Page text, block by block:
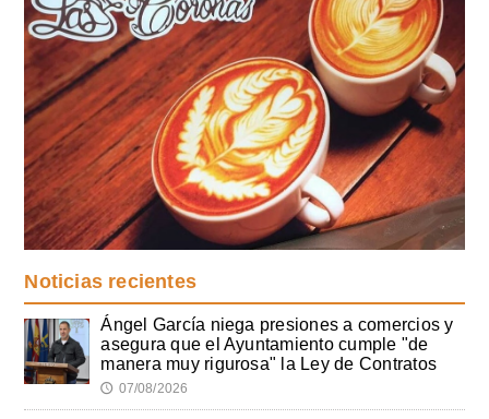
Noticias recientes
Ángel García niega presiones a comercios y
asegura que el Ayuntamiento cumple "de
manera muy rigurosa" la Ley de Contratos
🕔 07/08/2026